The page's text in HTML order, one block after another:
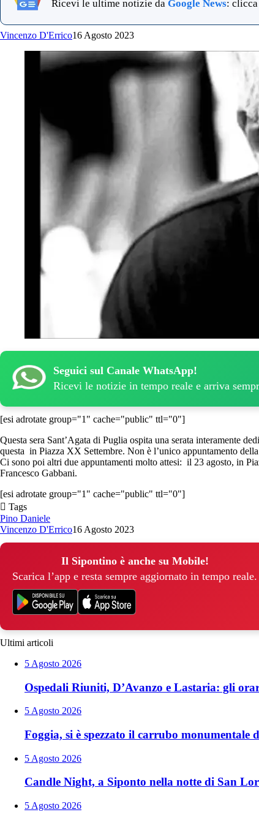
Ricevi le ultime notizie da Google News: clicca
Vincenzo D'Errico16 Agosto 2023
Seguici sul Canale WhatsApp!
Ricevi le notizie in tempo reale e arriva
[esi adrotate group="1" cache="public" ttl="0"]
Questa sera Sant’Agata di Puglia ospita una serata interamente
questa in Piazza XX Settembre. Non è l’unico appuntamento
Ci sono poi altri due appuntamenti molto attesi: il 23 agosto, in
Francesco Gabbani.
[esi adrotate group="1" cache="public" ttl="0"]
Tags
Pino Daniele
Vincenzo D'Errico16 Agosto 2023
Il Sipontino è anche su Mobile!
Scarica l’app e resta sempre aggiornato in tempo reale.
Ultimi articoli
5 Agosto 2026
Ospedali Riuniti, D’Avanzo e Lastaria: gli
5 Agosto 2026
Foggia, si è spezzato il carrubo monumentale
5 Agosto 2026
Candle Night, a Siponto nella notte di San
5 Agosto 2026